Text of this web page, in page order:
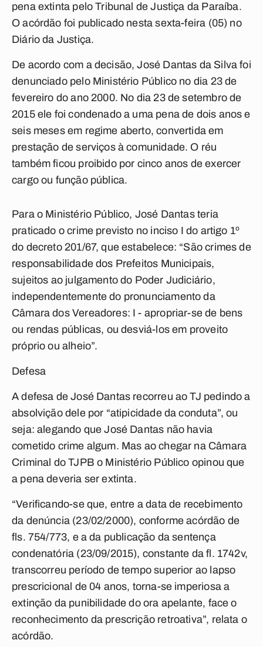
pena extinta pelo Tribunal de Justiça da Paraíba.
O acórdão foi publicado nesta sexta-feira (05) no
Diário da Justiça.
De acordo com a decisão, José Dantas da Silva foi
denunciado pelo Ministério Público no dia 23 de
fevereiro do ano 2000. No dia 23 de setembro de
2015 ele foi condenado a uma pena de dois anos e
seis meses em regime aberto, convertida em
prestação de serviços à comunidade. O réu
também ficou proibido por cinco anos de exercer
cargo ou função pública.
Para o Ministério Público, José Dantas teria
praticado o crime previsto no inciso I do artigo 1º
do decreto 201/67, que estabelece: “São crimes de
responsabilidade dos Prefeitos Municipais,
sujeitos ao julgamento do Poder Judiciário,
independentemente do pronunciamento da
Câmara dos Vereadores: I - apropriar-se de bens
ou rendas públicas, ou desviá-los em proveito
próprio ou alheio”.
Defesa
A defesa de José Dantas recorreu ao TJ pedindo a
absolvição dele por “atipicidade da conduta”, ou
seja: alegando que José Dantas não havia
cometido crime algum. Mas ao chegar na Câmara
Criminal do TJPB o Ministério Público opinou que
a pena deveria ser extinta.
“Verificando-se que, entre a data de recebimento
da denúncia (23/02/2000), conforme acórdão de
fls. 754/773, e a da publicação da sentença
condenatória (23/09/2015), constante da fl. 1742v,
transcorreu período de tempo superior ao lapso
prescricional de 04 anos, torna-se imperiosa a
extinção da punibilidade do ora apelante, face o
reconhecimento da prescrição retroativa”, relata o
acórdão.